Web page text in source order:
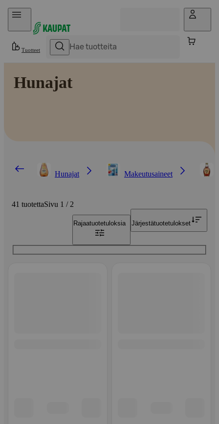
Hyppää sisältöön
Tuotteet
Hunajat
Hunajat Makeutusaineet
41 tuotettaSivu 1 / 2
Rajaatuotetuloksia Järjestätuotetulokset